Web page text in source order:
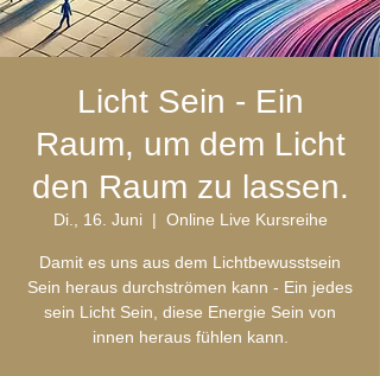
Licht Sein - Ein
Raum, um dem Licht
den Raum zu lassen.
Di., 16. Juni
  |
Online Live Kursreihe
Damit es uns aus dem Lichtbewusstsein
Sein heraus durchströmen kann - Ein jedes
sein Licht Sein, diese Energie Sein von
innen heraus fühlen kann.